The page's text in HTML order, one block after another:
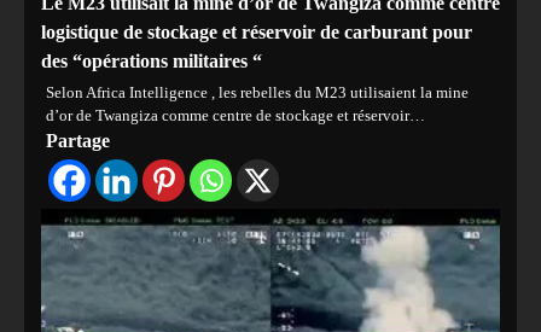
logistique de stockage et réservoir de carburant pour
des “opérations militaires “
Selon Africa Intelligence , les rebelles du M23 utilisaient la mine
d’or de Twangiza comme centre de stockage et réservoir…
Partage